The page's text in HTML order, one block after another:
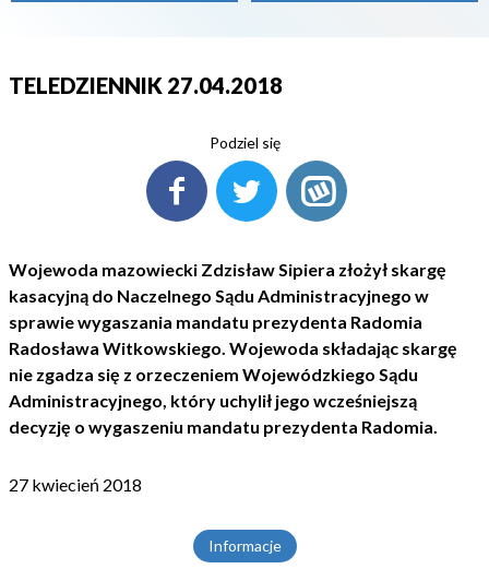
TELEDZIENNIK 27.04.2018
Podziel się
Wojewoda mazowiecki Zdzisław Sipiera złożył skargę
kasacyjną do Naczelnego Sądu Administracyjnego w
sprawie wygaszania mandatu prezydenta Radomia
Radosława Witkowskiego. Wojewoda składając skargę
nie zgadza się z orzeczeniem Wojewódzkiego Sądu
Administracyjnego, który uchylił jego wcześniejszą
decyzję o wygaszeniu mandatu prezydenta Radomia.
27 kwiecień 2018
Informacje